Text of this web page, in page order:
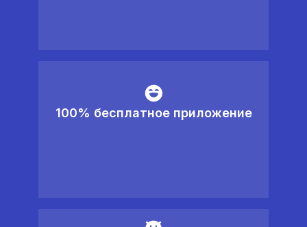
100% бесплатное приложение